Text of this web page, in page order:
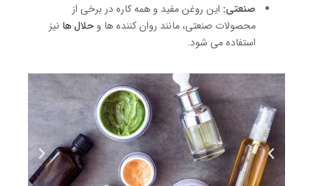
صنعتی: این روغن مفید و همه کاره در برخی از
محصولات صنعتی، مانند روان کننده ها و حلال ها نیز
استفاده می شود.